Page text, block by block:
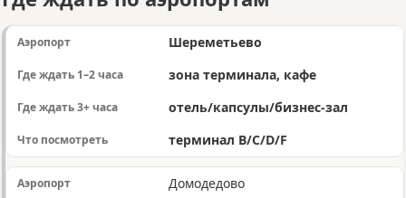
Шереметьево
зона терминала, кафе
отель/капсулы/бизнес-зал
терминал B/C/D/F
Домодедово